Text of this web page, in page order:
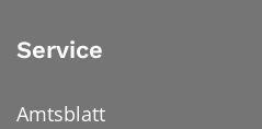
Service
Amtsblatt